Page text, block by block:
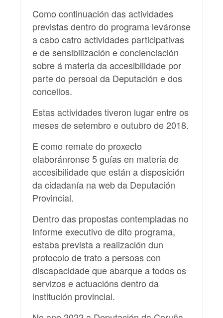
Como continuación das actividades
previstas dentro do programa leváronse
a cabo catro actividades participativas
e de sensibilización e concienciación
sobre á materia da accesibilidade por
parte do persoal da Deputación e dos
concellos.
Estas actividades tiveron lugar entre os
meses de setembro e outubro de 2018.
E como remate do proxecto
elaboránronse 5 guías en materia de
accesibilidade que están a disposición
da cidadanía na web da Deputación
Provincial.
Dentro das propostas contempladas no
Informe executivo de dito programa,
estaba prevista a realización dun
protocolo de trato a persoas con
discapacidade que abarque a todos os
servizos e actuacións dentro da
institución provincial.